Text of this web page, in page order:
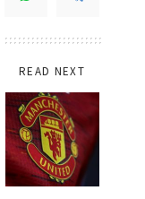
READ NEXT